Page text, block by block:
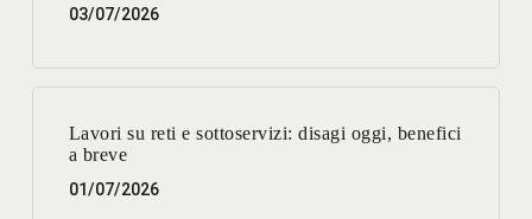
03/07/2026
Lavori su reti e sottoservizi: disagi oggi, benefici
a breve
01/07/2026